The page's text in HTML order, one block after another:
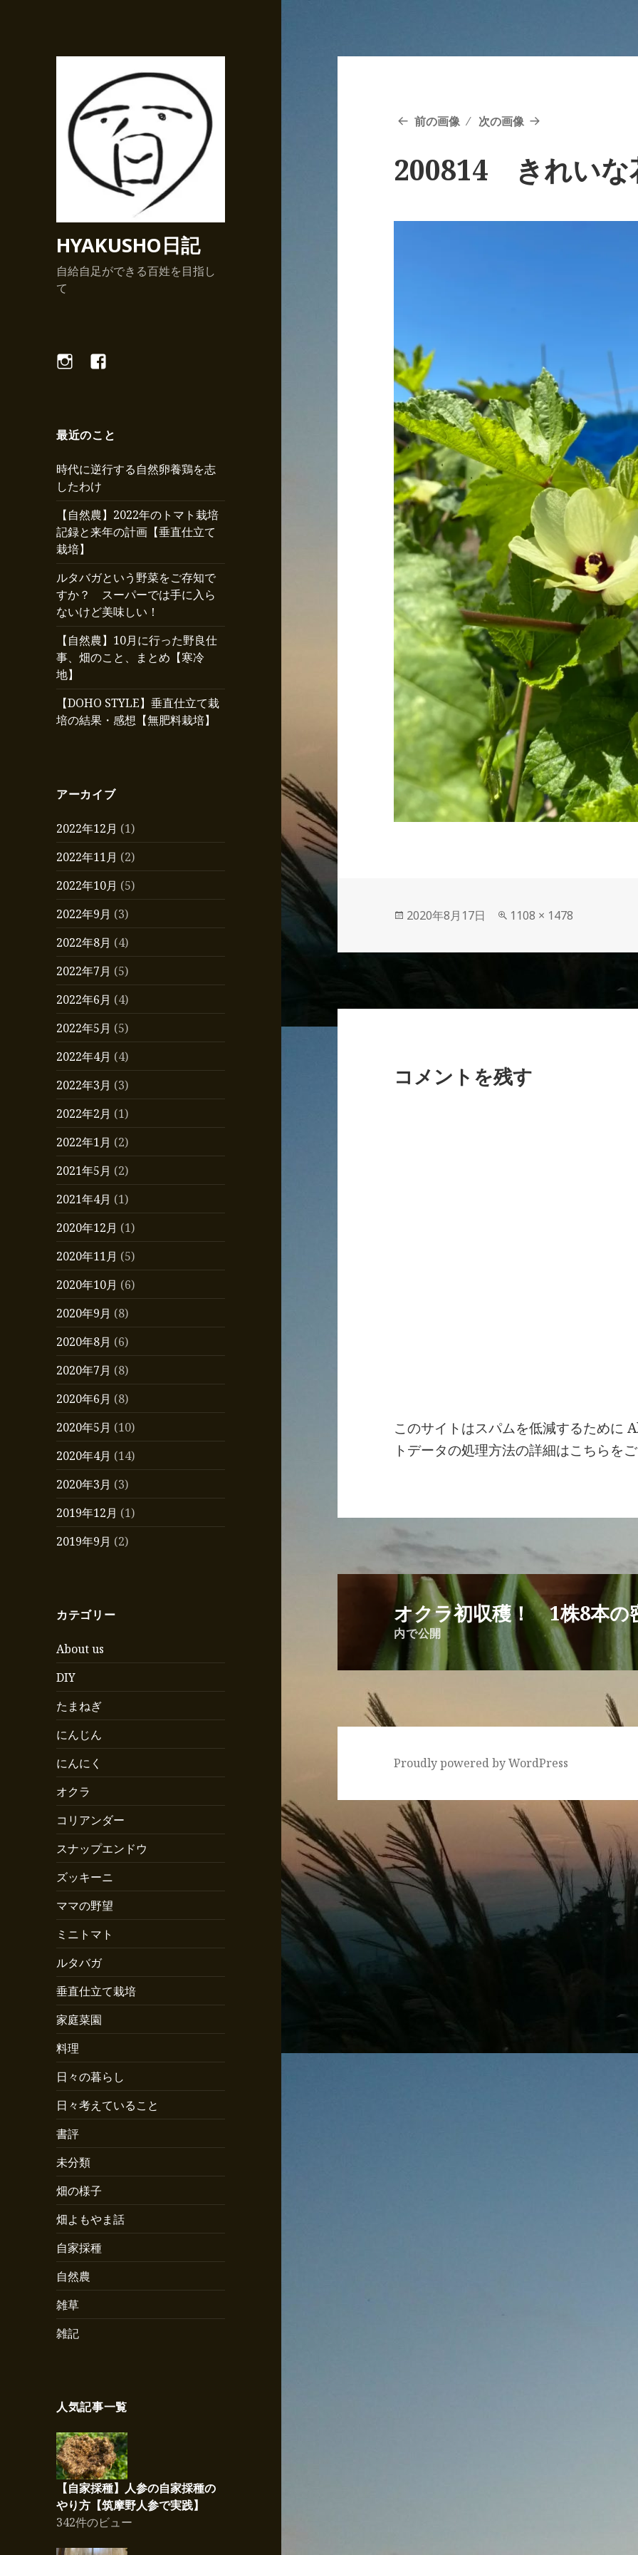
HYAKUSHO日記
自給自足ができる百姓を目指し
て
InstagramFacebook
最近のこと
時代に逆行する自然卵養鶏を志
したわけ
【自然農】2022年のトマト栽培
記録と来年の計画【垂直仕立て
栽培】
ルタバガという野菜をご存知で
すか？ スーパーでは手に入ら
ないけど美味しい！
【自然農】10月に行った野良仕
事、畑のこと、まとめ【寒冷
地】
【DOHO STYLE】垂直仕立て栽
培の結果・感想【無肥料栽培】
アーカイブ
2022年12月 (1)
2022年11月 (2)
2022年10月 (5)
2022年9月 (3)
2022年8月 (4)
2022年7月 (5)
2022年6月 (4)
2022年5月 (5)
2022年4月 (4)
2022年3月 (3)
2022年2月 (1)
2022年1月 (2)
2021年5月 (2)
2021年4月 (1)
2020年12月 (1)
2020年11月 (5)
2020年10月 (6)
2020年9月 (8)
2020年8月 (6)
2020年7月 (8)
2020年6月 (8)
2020年5月 (10)
2020年4月 (14)
2020年3月 (3)
2019年12月 (1)
2019年9月 (2)
カテゴリー
About us
DIY
たまねぎ
にんじん
にんにく
オクラ
コリアンダー
スナップエンドウ
ズッキーニ
ママの野望
ミニトマト
ルタバガ
垂直仕立て栽培
家庭菜園
料理
日々の暮らし
日々考えていること
書評
未分類
畑の様子
畑よもやま話
自家採種
自然農
雑草
雑記
人気記事一覧
【自家採種】人参の自家採種の
やり方【筑摩野人参で実践】
342件のビュー
前の画像 次の画像
200814 きれいな
投
日:
2020年8月17日
フ
サ
1108 × 1478
コメントを残す
このサイトはスパムを低減するために
トデータの処理方法の詳細はこちらを
ゲ
オクラ初収穫！ 1株8本の
内で公開
Proudly powered by WordPress